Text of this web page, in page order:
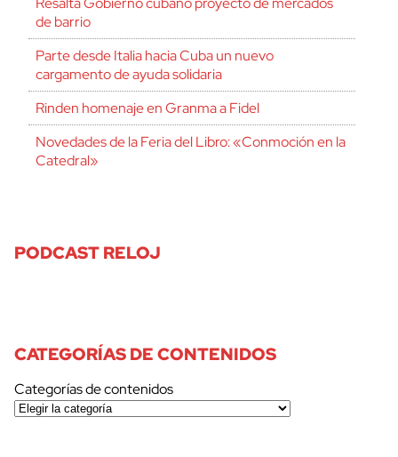
de barrio
Parte desde Italia hacia Cuba un nuevo
cargamento de ayuda solidaria
Rinden homenaje en Granma a Fidel
Novedades de la Feria del Libro: «Conmoción en la
Catedral»
PODCAST RELOJ
CATEGORÍAS DE CONTENIDOS
Categorías de contenidos